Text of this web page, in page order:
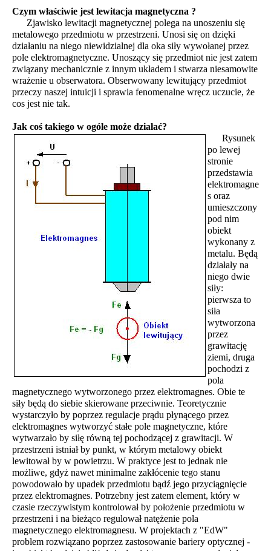
Czym właściwie jest lewitacja magnetyczna ?
Zjawisko lewitacji magnetycznej polega na unoszeniu się
metalowego przedmiotu w przestrzeni. Unosi się on dzięki
działaniu na niego niewidzialnej dla oka siły wywołanej przez
pole elektromagnetyczne. Unoszący się przedmiot nie jest zatem
związany mechanicznie z innym układem i stwarza niesamowite
wrażenie u obserwatora. Obserwowany lewitujący przedmiot
przeczy naszej intuicji i sprawia fenomenalne wręcz uczucie, że
cos jest nie tak.
Jak coś takiego w ogóle może działać?
Rysunek
po lewej
stronie
przedstawia
elektromagne
s oraz
umieszczony
pod nim
obiekt
wykonany z
metalu. Będą
działały na
niego dwie
siły:
pierwsza to
siła
wytworzona
przez
grawitację
ziemi, druga
pochodzi z
pola
magnetycznego wytworzonego przez elektromagnes. Obie te
siły będą do siebie skierowane przeciwnie. Teoretycznie
wystarczyło by poprzez regulacje prądu płynącego przez
elektromagnes wytworzyć stałe pole magnetyczne, które
wytwarzało by siłę równą tej pochodzącej z grawitacji. W
przestrzeni istniał by punkt, w którym metalowy obiekt
lewitował by w powietrzu. W praktyce jest to jednak nie
możliwe, gdyż nawet minimalne zakłócenie tego stanu
powodowało by upadek przedmiotu bądź jego przyciągnięcie
przez elektromagnes. Potrzebny jest zatem element, który w
czasie rzeczywistym kontrolował by położenie przedmiotu w
przestrzeni i na bieżąco regulował natężenie pola
magnetycznego elektromagnesu. W projektach z "EdW"
problem rozwiązano poprzez zastosowanie bariery optycznej -